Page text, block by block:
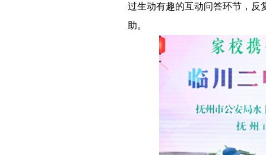
过生动有趣的互动问答环节，反
助。